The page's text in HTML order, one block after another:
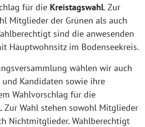
für die Kreistagswahl. Zur
Mitglieder der Grünen als auch
sind die anwe­sen­den
Hauptwohnsitz im Bodenseekreis.
wäh­len wir auch
Kandidaten sowie ihre
Wahlvorschlag für die
. Zur Wahl ste­hen sowohl Mitglieder
Nichtmitglieder. Wahlberechtigt